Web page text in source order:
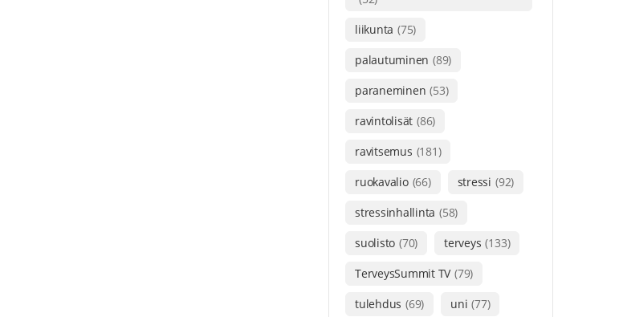
liikunta (75)
palautuminen (89)
paraneminen (53)
ravintolisät (86)
ravitsemus (181)
ruokavalio (66) stressi (92)
stressinhallinta (58)
suolisto (70) terveys (133)
TerveysSummit TV (79)
tulehdus (69) uni (77)